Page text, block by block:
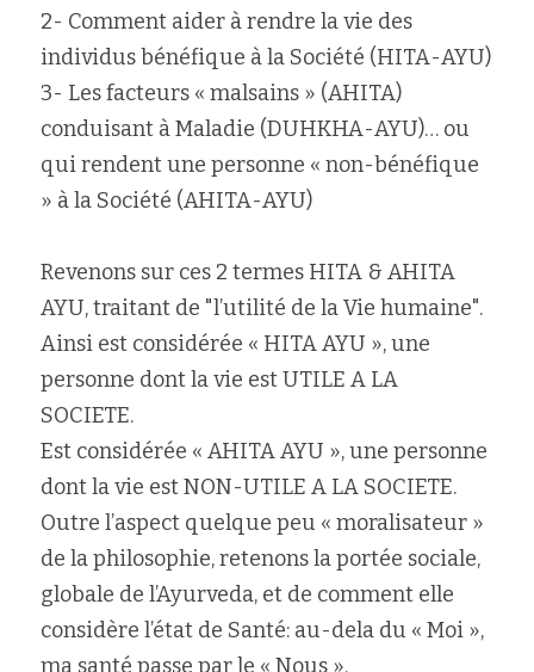
2- Comment aider à rendre la vie des
individus bénéfique à la Société (HITA-AYU)
3- Les facteurs « malsains » (AHITA)
conduisant à Maladie (DUHKHA-AYU)… ou
qui rendent une personne « non-bénéfique
» à la Société (AHITA-AYU)
Revenons sur ces 2 termes HITA & AHITA
AYU, traitant de "l’utilité de la Vie humaine".
Ainsi est considérée « HITA AYU », une
personne dont la vie est UTILE A LA
SOCIETE.
Est considérée « AHITA AYU », une personne
dont la vie est NON-UTILE A LA SOCIETE.
Outre l’aspect quelque peu « moralisateur »
de la philosophie, retenons la portée sociale,
globale de l’Ayurveda, et de comment elle
considère l’état de Santé: au-dela du « Moi »,
ma santé passe par le « Nous ».